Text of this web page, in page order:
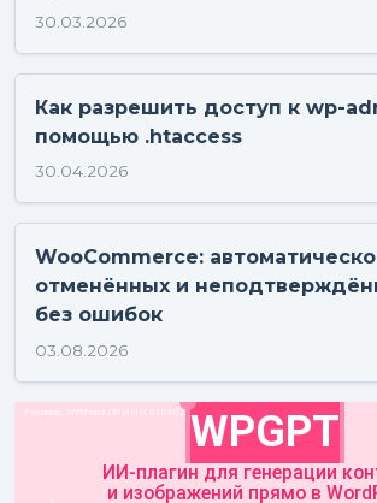
30.03.2026
Как разрешить доступ к wp-
помощью .htaccess
30.04.2026
WooCommerce:
отменённых и
без ошибок
03.08.2026